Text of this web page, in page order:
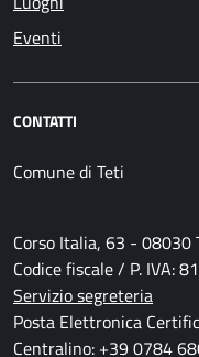
Eventi
CONTATTI
Comune di Teti
Corso Italia, 63 - 08030
Codice fiscale / P. IVA:
Servizio segreteria
Posta Elettronica
Centralino: +39 0784